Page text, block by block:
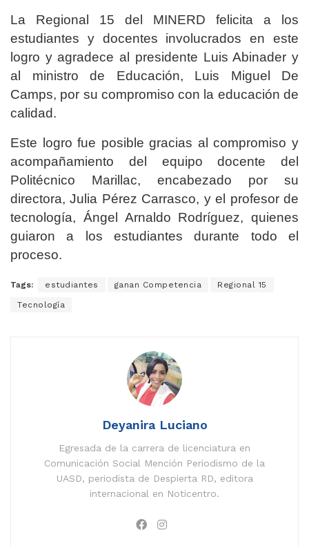
La Regional 15 del MINERD felicita a los
estudiantes y docentes involucrados en este
logro y agradece al presidente Luis Abinader y
al ministro de Educación, Luis Miguel De
Camps, por su compromiso con la educación de
calidad.
Este logro fue posible gracias al compromiso y
acompañamiento del equipo docente del
Politécnico Marillac, encabezado por su
directora, Julia Pérez Carrasco, y el profesor de
tecnología, Ángel Arnaldo Rodríguez, quienes
guiaron a los estudiantes durante todo el
proceso.
Tags: estudiantes ganan Competencia Regional 15
Tecnología
Deyanira Luciano
Egresada de la carrera de licenciatura en
Comunicación Social Mención Periodismo de la
UASD, periodista de Despierta RD, editora
internacional en Noticentro.